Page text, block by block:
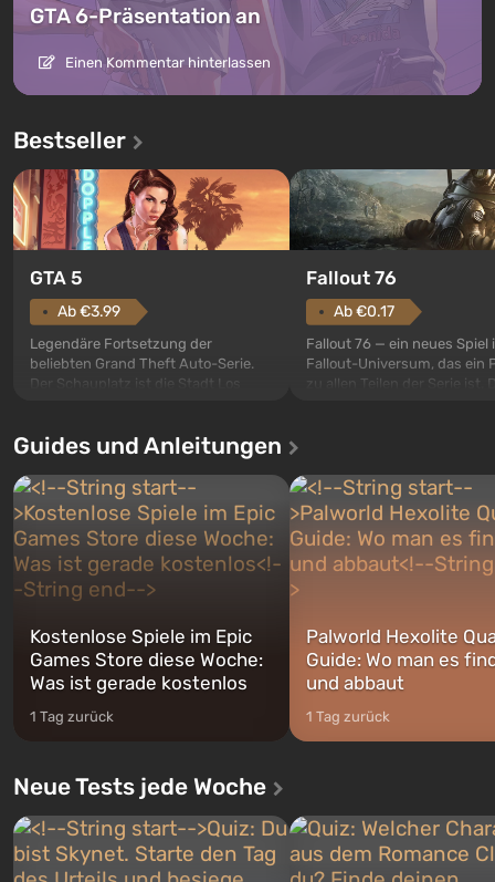
GTA 6-Präsentation an
Einen Kommentar hinterlassen
Bestseller
GTA 5
Ab €3.99
Legendäre Fortsetzung der
beliebten Grand Theft Auto-Serie.
Der Schauplatz ist die Stadt Los
ersten Mal erzählt das Spiel die
Charakteren: Michael, Trevor und
Franklin, zwischen denen Sie
jederzeit...
Fallout 76
Ab €0.17
Fallout 76 — ein neues Spiel
Fallout-Universum, das ein
zu allen Teilen der Serie ist.
nach dem Abwurf von
auf Amerika geöffnet wird.
Guides und Anleitungen
Kostenlose Spiele im Epic
Games Store diese Woche:
Was ist gerade kostenlos
1 Tag zurück
Palworld Hexolite
Guide: Wo man es
und abbaut
1 Tag zurück
Neue Tests jede Woche